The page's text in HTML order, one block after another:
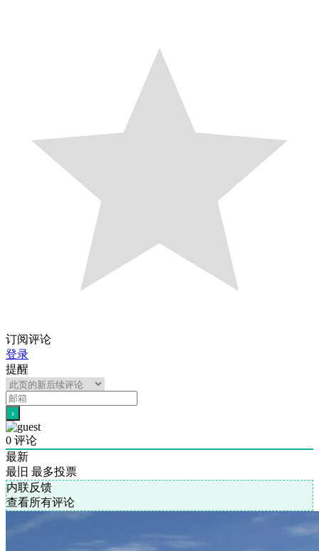
订阅评论
登录
提醒
0 评论
最新
最旧 最多投票
内联反馈
查看所有评论